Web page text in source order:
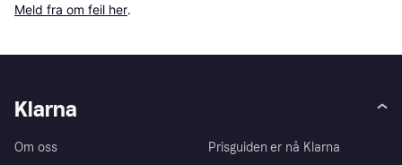
Meld fra om feil her.
Klarna
Om oss
Prisguiden er nå Klarna